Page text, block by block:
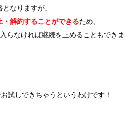
なりますが、
・解約することができるため、
らなければ継続を止めることもできま
お試しできちゃうというわけです！